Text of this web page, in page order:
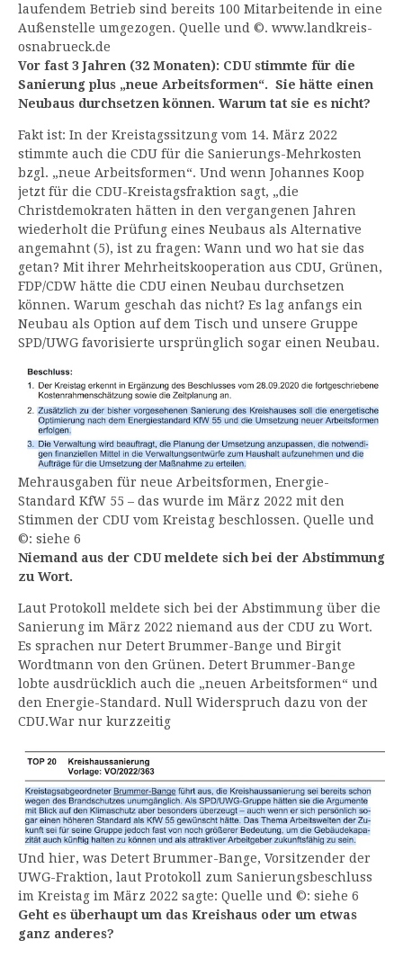
laufendem Betrieb sind bereits 100 Mitarbeitende in eine
Außenstelle umgezogen. Quelle und ©. www.landkreis-
osnabrueck.de
Vor fast 3 Jahren (32 Monaten): CDU stimmte für die
Sanierung plus „neue Arbeitsformen“. Sie hätte einen
Neubaus durchsetzen können. Warum tat sie es nicht?
Fakt ist: In der Kreistagssitzung vom 14. März 2022
stimmte auch die CDU für die Sanierungs-Mehrkosten
bzgl. „neue Arbeitsformen“. Und wenn Johannes Koop
jetzt für die CDU-Kreistagsfraktion sagt, „die
Christdemokraten hätten in den vergangenen Jahren
wiederholt die Prüfung eines Neubaus als Alternative
angemahnt (5), ist zu fragen: Wann und wo hat sie das
getan? Mit ihrer Mehrheitskooperation aus CDU, Grünen,
FDP/CDW hätte die CDU einen Neubau durchsetzen
können. Warum geschah das nicht? Es lag anfangs ein
Neubau als Option auf dem Tisch und unsere Gruppe
SPD/UWG favorisierte ursprünglich sogar einen Neubau.
Mehrausgaben für neue Arbeitsformen, Energie-
Standard KfW 55 – das wurde im März 2022 mit den
Stimmen der CDU vom Kreistag beschlossen. Quelle und
©: siehe 6
Niemand aus der CDU meldete sich bei der Abstimmung
zu Wort.
Laut Protokoll meldete sich bei der Abstimmung über die
Sanierung im März 2022 niemand aus der CDU zu Wort.
Es sprachen nur Detert Brummer-Bange und Birgit
Wordtmann von den Grünen. Detert Brummer-Bange
lobte ausdrücklich auch die „neuen Arbeitsformen“ und
den Energie-Standard. Null Widerspruch dazu von der
CDU.War nur kurzzeitig
Und hier, was Detert Brummer-Bange, Vorsitzender der
UWG-Fraktion, laut Protokoll zum Sanierungsbeschluss
im Kreistag im März 2022 sagte: Quelle und ©: siehe 6
Geht es überhaupt um das Kreishaus oder um etwas
ganz anderes?